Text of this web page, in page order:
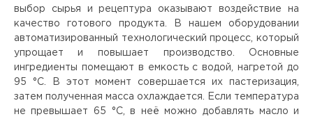
выбор сырья и рецептура оказывают воздействие на
качество готового продукта. В нашем оборудовании
автоматизированный технологический процесс, который
упрощает и повышает производство. Основные
ингредиенты помещают в емкость с водой, нагретой до
95 °С. В этот момент совершается их пастеризация,
затем полученная масса охлаждается. Если температура
не превышает 65 °С, в неё можно добавлять масло и